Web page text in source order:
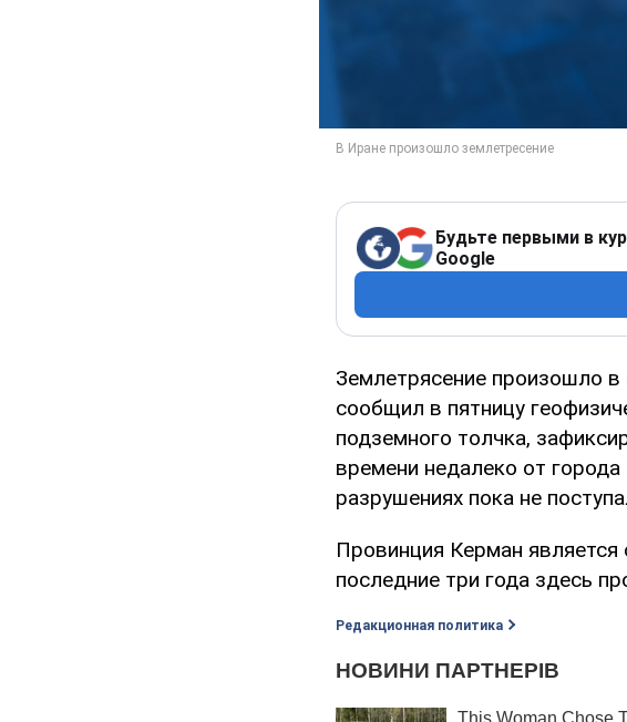
Будьте первыми в
Google
Землетрясение произошло
сообщил в пятницу
подземного толчка,
времени недалеко от
разрушениях пока не
Провинция Керман
последние три года здесь
Редакционная политика